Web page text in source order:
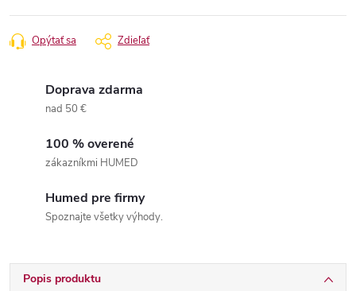
Opýtať sa Zdieľať
Doprava zdarma
nad 50 €
100 % overené
zákazníkmi HUMED
Humed pre firmy
Spoznajte všetky výhody.
Popis produktu